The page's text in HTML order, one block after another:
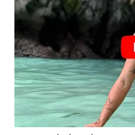
KONSUMEN
LISTRIK
MASYARAKAT
KELISTRIKAN
WALINKI
ID